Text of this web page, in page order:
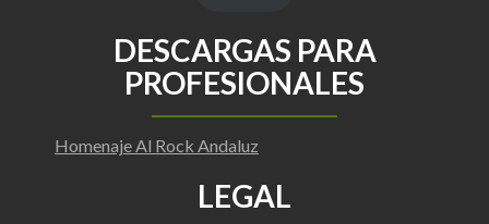
DESCARGAS PARA
PROFESIONALES
Homenaje Al Rock Andaluz
LEGAL